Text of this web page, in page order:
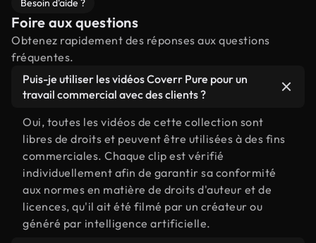
Besoin d'aide ?
Foire aux questions
Obtenez rapidement des réponses aux questions
fréquentes.
Puis-je utiliser les vidéos Coverr Pure pour un
travail commercial avec des clients ?
Oui, toutes les vidéos de cette collection sont
libres de droits et peuvent être utilisées à des fins
commerciales. Chaque clip est vérifié
individuellement afin de garantir sa conformité
aux normes en matière de droits d'auteur et de
licences, qu'il ait été filmé par un créateur ou
généré par intelligence artificielle.